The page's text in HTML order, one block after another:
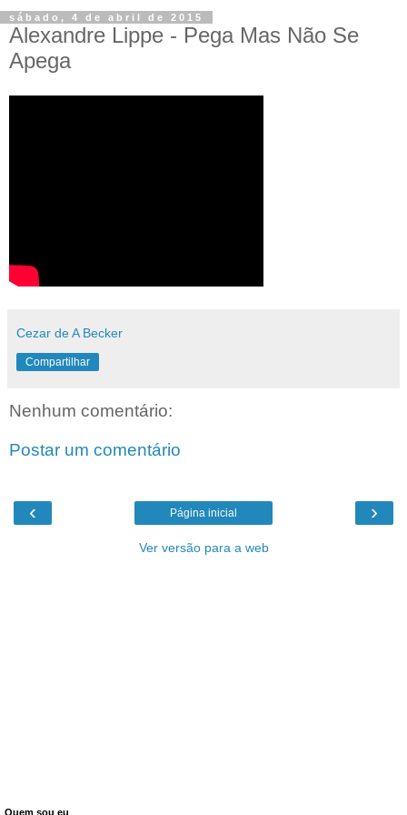
sábado, 4 de abril de 2015
Alexandre Lippe - Pega Mas Não Se
Apega
Cezar de A Becker
Compartilhar
Nenhum comentário:
Postar um comentário
‹ ›
Página inicial
Ver versão para a web
Quem sou eu